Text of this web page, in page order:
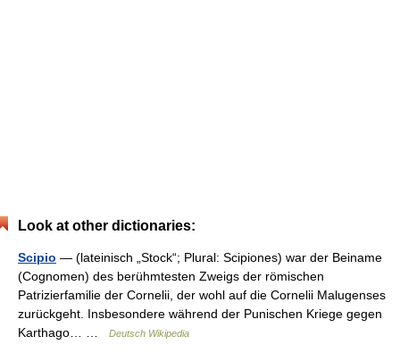
Look at other dictionaries:
Scipio — (lateinisch „Stock“; Plural: Scipiones) war der Beiname
(Cognomen) des berühmtesten Zweigs der römischen
Patrizierfamilie der Cornelii, der wohl auf die Cornelii Malugenses
zurückgeht. Insbesondere während der Punischen Kriege gegen
Karthago… …
Deutsch Wikipedia